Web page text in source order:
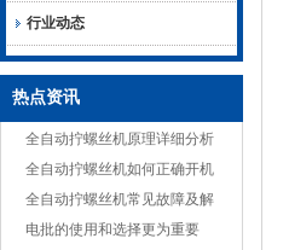
行业动态
热点资讯
全自动拧螺丝机原理详细分析
全自动拧螺丝机如何正确开机
全自动拧螺丝机常见故障及解
决方案
电批的使用和选择更为重要